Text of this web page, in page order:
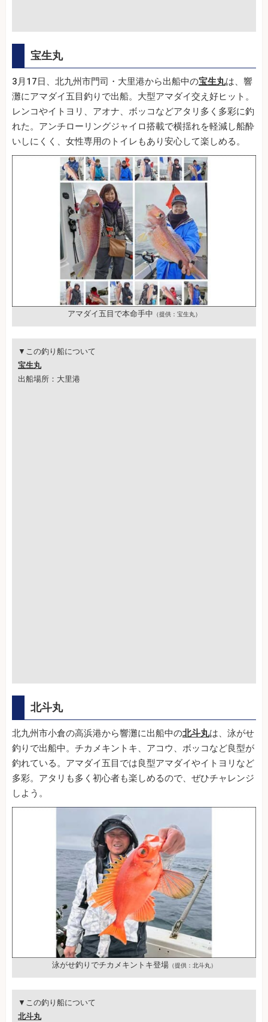
宝生丸
3月17日、北九州市門司・大里港から出船中の宝生丸は、響
灘にアマダイ五目釣りで出船。大型アマダイ交え好ヒット。
レンコやイトヨリ、アオナ、ボッコなどアタリ多く多彩に釣
れた。アンチローリングジャイロ搭載で横揺れを軽減し船酔
いしにくく、女性専用のトイレもあり安心して楽しめる。
アマダイ五目で本命手中 （提供：宝生丸）
▼この釣り船について
宝生丸
出船場所：大里港
北斗丸
北九州市小倉の高浜港から響灘に出船中の北斗丸は、泳がせ
釣りで出船中。チカメキントキ、アコウ、ボッコなど良型が
釣れている。アマダイ五目では良型アマダイやイトヨリなど
多彩。アタリも多く初心者も楽しめるので、ぜひチャレンジ
しよう。
泳がせ釣りでチカメキントキ登場（提供：北斗丸）
▼この釣り船について
北斗丸